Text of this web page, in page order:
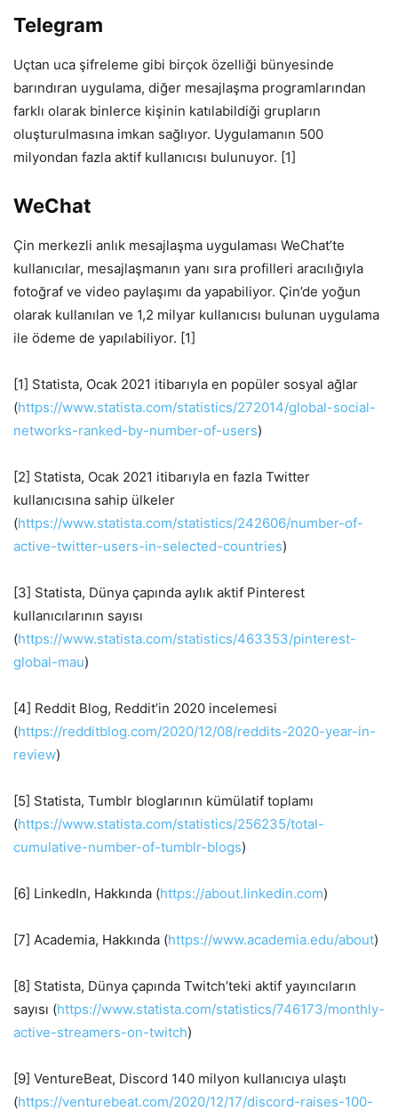
Telegram
Uçtan uca şifreleme gibi birçok özelliği bünyesinde
barındıran uygulama, diğer mesajlaşma programlarından
farklı olarak binlerce kişinin katılabildiği grupların
oluşturulmasına imkan sağlıyor. Uygulamanın 500
milyondan fazla aktif kullanıcısı bulunuyor. [1]
WeChat
Çin merkezli anlık mesajlaşma uygulaması WeChat’te
kullanıcılar, mesajlaşmanın yanı sıra profilleri aracılığıyla
fotoğraf ve video paylaşımı da yapabiliyor. Çin’de yoğun
olarak kullanılan ve 1,2 milyar kullanıcısı bulunan uygulama
ile ödeme de yapılabiliyor. [1]
[1] Statista, Ocak 2021 itibarıyla en popüler sosyal ağlar
(https://www.statista.com/statistics/272014/global-social-
networks-ranked-by-number-of-users)
[2] Statista, Ocak 2021 itibarıyla en fazla Twitter
kullanıcısına sahip ülkeler
(https://www.statista.com/statistics/242606/number-of-
active-twitter-users-in-selected-countries)
[3] Statista, Dünya çapında aylık aktif Pinterest
kullanıcılarının sayısı
(https://www.statista.com/statistics/463353/pinterest-
global-mau)
[4] Reddit Blog, Reddit’in 2020 incelemesi
(https://redditblog.com/2020/12/08/reddits-2020-year-in-
review)
[5] Statista, Tumblr bloglarının kümülatif toplamı
(https://www.statista.com/statistics/256235/total-
cumulative-number-of-tumblr-blogs)
[6] LinkedIn, Hakkında (https://about.linkedin.com)
[7] Academia, Hakkında (https://www.academia.edu/about)
[8] Statista, Dünya çapında Twitch’teki aktif yayıncıların
sayısı (https://www.statista.com/statistics/746173/monthly-
active-streamers-on-twitch)
[9] VentureBeat, Discord 140 milyon kullanıcıya ulaştı
(https://venturebeat.com/2020/12/17/discord-raises-100-